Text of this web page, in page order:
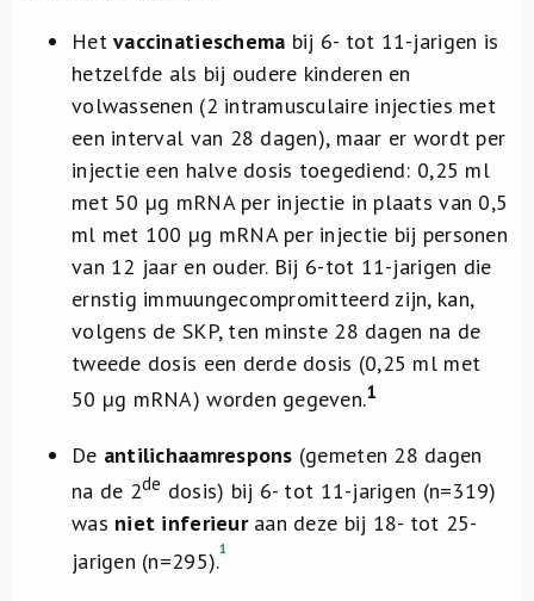
Hetvaccinatieschema bij 6- tot 11-jarigen is
hetzelfde als bij oudere kinderen en
volwassenen (2 intramusculaire injecties met
een interval van 28 dagen), maar er wordt per
injectie een halve dosis toegediend: 0,25 ml
met 50 µg mRNA per injectie in plaats van 0,5
ml met 100 µg mRNA per injectie bij personen
van 12 jaar en ouder. Bij 6-tot 11-jarigen die
ernstig immuungecompromitteerd zijn, kan,
volgens de SKP, ten minste 28 dagen na de
tweede dosis een derde dosis (0,25 ml met
50 µg mRNA) worden gegeven.1
De antilichaamrespons (gemeten 28 dagen
na de 2de dosis) bij 6- tot 11-jarigen (n=319)
was niet inferieuraan deze bij 18- tot 25-
jarigen (n=295).1